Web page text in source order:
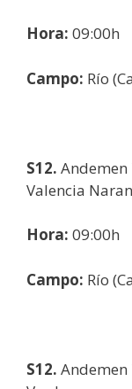
Hora: 09:00h
Campo: Río
S12.
Valencia
Hora: 09:00h
Campo: Río
S12. Andemen